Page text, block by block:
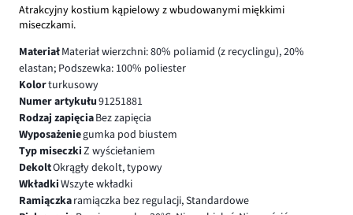
Atrakcyjny kostium kąpielowy z wbudowanymi miękkimi
miseczkami.
MateriałMateriał wierzchni: 80% poliamid (z recyclingu), 20%
elastan; Podszewka: 100% poliester
Kolorturkusowy
Numer artykułu91251881
Rodzaj zapięciaBez zapięcia
Wyposażeniegumka pod biustem
Typ miseczkiZ wyściełaniem
DekoltOkrągły dekolt, typowy
WkładkiWszyte wkładki
Ramiączkaramiączka bez regulacji, Standardowe